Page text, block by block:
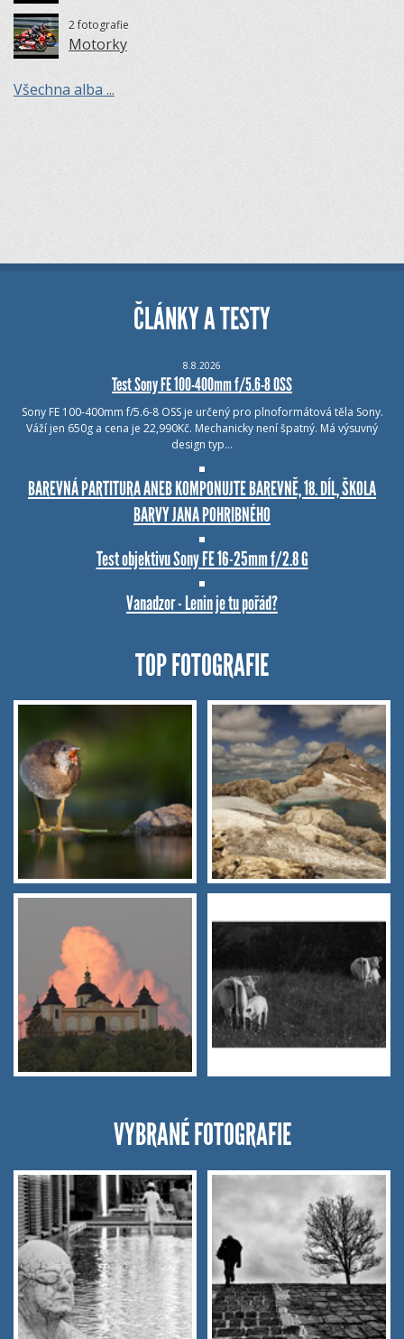
2 fotografie
Motorky
Všechna alba ...
ČLÁNKY A TESTY
8.8.2026
Test Sony FE 100-400mm f/5.6-8 OSS
Sony FE 100-400mm f/5.6-8 OSS je určený pro plnoformátová těla Sony.
Váží jen 650g a cena je 22,990Kč. Mechanicky není špatný. Má výsuvný
design typ…
BAREVNÁ PARTITURA ANEB KOMPONUJTE BAREVNĚ, 18. DÍL, ŠKOLA
BARVY JANA POHRIBNÉHO
Test objektivu Sony FE 16-25mm f/2.8 G
Vanadzor - Lenin je tu pořád?
TOP FOTOGRAFIE
VYBRANÉ FOTOGRAFIE